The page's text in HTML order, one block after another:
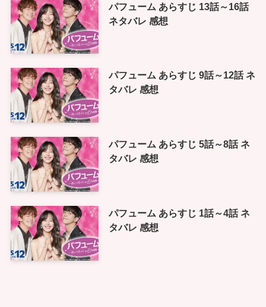
パフューム あらすじ 13話～16話
ネタバレ 感想
パフューム あらすじ 9話～12話 ネ
タバレ 感想
パフューム あらすじ 5話～8話 ネ
タバレ 感想
パフューム あらすじ 1話～4話 ネ
タバレ 感想